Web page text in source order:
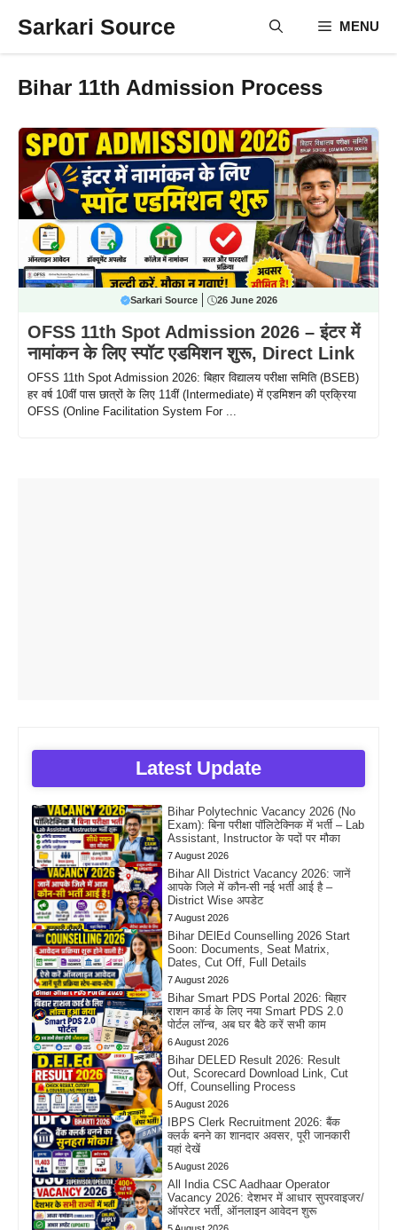
Sarkari Source MENU
Bihar 11th Admission Process
Sarkari Source 26 June 2026
OFSS 11th Spot Admission 2026 – इंटर में
नामांकन के लिए स्पॉट एडमिशन शुरू, Direct Link
OFSS 11th Spot Admission 2026: बिहार विद्यालय परीक्षा समिति (BSEB)
हर वर्ष 10वीं पास छात्रों के लिए 11वीं (Intermediate) में एडमिशन की प्रक्रिया
OFSS (Online Facilitation System For ...
Latest Update
Bihar Polytechnic Vacancy 2026 (No
Exam): बिना परीक्षा पॉलिटेक्निक में भर्ती – Lab
Assistant, Instructor के पदों पर मौका
7 August 2026
Bihar All District Vacancy 2026: जानें
आपके जिले में कौन-सी नई भर्ती आई है –
District Wise अपडेट
7 August 2026
Bihar DElEd Counselling 2026 Start
Soon: Documents, Seat Matrix,
Dates, Cut Off, Full Details
7 August 2026
Bihar Smart PDS Portal 2026: बिहार
राशन कार्ड के लिए नया Smart PDS 2.0
पोर्टल लॉन्च, अब घर बैठे करें सभी काम
6 August 2026
Bihar DELED Result 2026: Result
Out, Scorecard Download Link, Cut
Off, Counselling Process
5 August 2026
IBPS Clerk Recruitment 2026: बैंक
क्लर्क बनने का शानदार अवसर, पूरी जानकारी
यहां देखें
5 August 2026
All India CSC Aadhaar Operator
Vacancy 2026: देशभर में आधार सुपरवाइजर/
ऑपरेटर भर्ती, ऑनलाइन आवेदन शुरू